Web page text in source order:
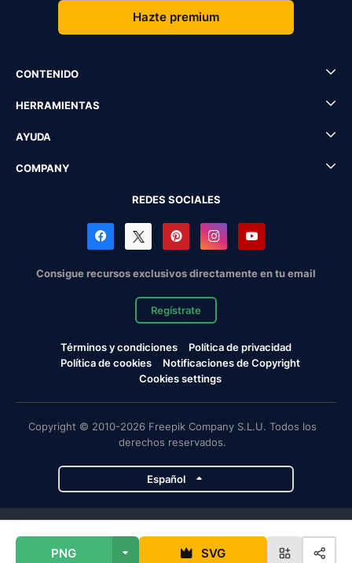
PNG SVG
Hazte premium
CONTENIDO
HERRAMIENTAS
AYUDA
COMPANY
REDES SOCIALES
Consigue recursos exclusivos directamente en tu email
Regístrate
Términos y condiciones
Política de privacidad
Política de cookies
Notificaciones de Copyright
Cookies settings
Copyright © 2010-2026 Freepik Company S.L.U. Todos los
derechos reservados.
Español